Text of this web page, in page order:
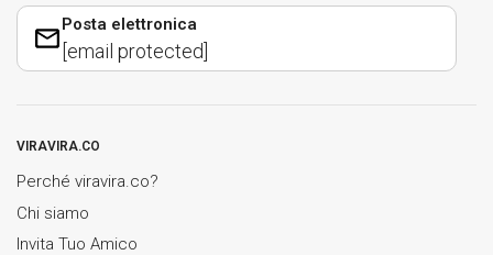
Posta elettronica
[email protected]
VIRAVIRA.CO
Perché viravira.co?
Chi siamo
Invita Tuo Amico